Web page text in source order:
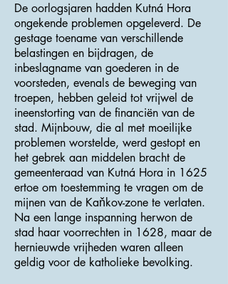
De oorlogsjaren hadden Kutná Hora
ongekende problemen opgeleverd. De
gestage toename van verschillende
belastingen en bijdragen, de
inbeslagname van goederen in de
voorsteden, evenals de beweging van
troepen, hebben geleid tot vrijwel de
ineenstorting van de financiën van de
stad. Mijnbouw, die al met moeilijke
problemen worstelde, werd gestopt en
het gebrek aan middelen bracht de
gemeenteraad van Kutná Hora in 1625
ertoe om toestemming te vragen om de
mijnen van de Kaňkov-zone te verlaten.
Na een lange inspanning herwon de
stad haar voorrechten in 1628, maar de
hernieuwde vrijheden waren alleen
geldig voor de katholieke bevolking.